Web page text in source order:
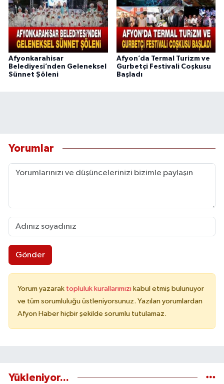
Afyonkarahisar
Belediyesi’nden Geleneksel
Sünnet Şöleni
Afyon’da Termal Turizm ve
Gurbetçi Festivali Coşkusu
Başladı
Yorumlar
Gönder
Yorum yazarak topluluk kurallarımızı kabul etmiş bulunuyor
ve tüm sorumluluğu üstleniyorsunuz. Yazılan yorumlardan
Afyon Haber hiçbir şekilde sorumlu tutulamaz.
Yükleniyor...